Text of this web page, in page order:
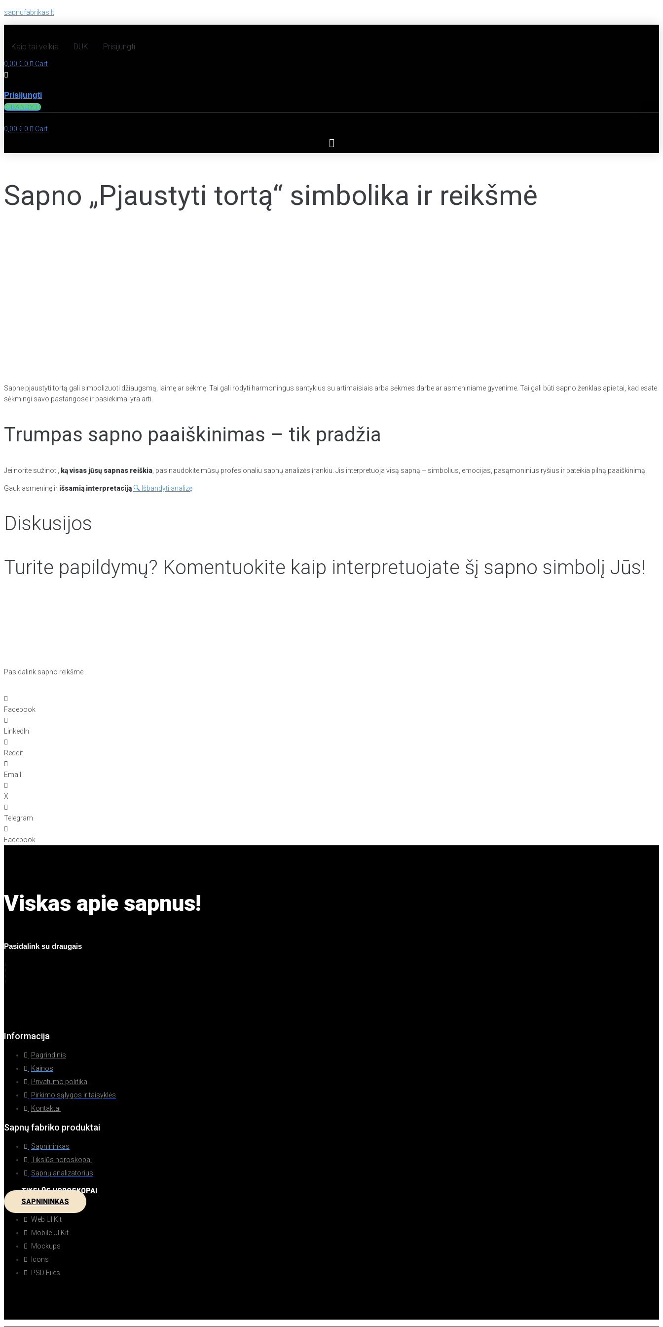
sapnufabrikas.lt
Kaip tai veikia DUK Prisijungti
0,00 € 0 Cart
Prisijungti
IŠBANDYTI
0,00 € 0 Cart
Sapno „Pjaustyti tortą“ simbolika ir reikšmė
Sapne pjaustyti tortą gali simbolizuoti džiaugsmą, laimę ar sėkmę. Tai gali rodyti harmoningus santykius su artimaisiais arba sėkmes darbe ar asmeniniame gyvenime. Tai gali būti sapno ženklas apie tai, kad esate
sėkmingi savo pastangose ir pasiekimai yra arti.
Trumpas sapno paaiškinimas – tik pradžia
Jei norite sužinoti, ką visas jūsų sapnas reiškia , pasinaudokite mūsų profesionaliu sapnų analizės įrankiu. Jis interpretuoja visą sapną – simbolius, emocijas, pasąmoninius ryšius ir pateikia pilną paaiškinimą.
Gauk asmeninę ir išsamią interpretaciją 🔍 Išbandyti analizę
Diskusijos
Turite papildymų? Komentuokite kaip interpretuojate šį sapno simbolį Jūs!
Pasidalink sapno reikšme
Facebook
LinkedIn
Reddit
Email
X
Telegram
Facebook
Viskas apie sapnus!
Pasidalink su draugais
Informacija
Pagrindinis
Kainos
Privatumo politika
Pirkimo sąlygos ir taisyklės
Kontaktai
Sapnų fabriko produktai
Sapnininkas
Tikslūs horoskopai
Sapnų analizatorius
TIKSLŪS HOROSKOPAI
SAPNININKAS
Web UI Kit
Mobile UI Kit
Mockups
Icons
PSD Files